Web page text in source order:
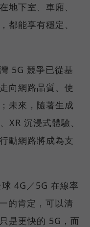
地下室、車廂、
都能享有穩定、
5G 競爭已從基
向網路品質、使
未來，隨著生成
XR 沉浸式體驗、
動網路將成為支
4G／5G 在線率
的肯定，可以清
是更快的 5G，而